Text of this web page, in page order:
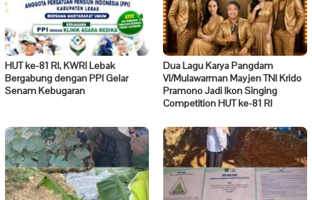
HUT ke-81 RI, KWRI Lebak
Bergabung dengan PPI Gelar
Senam Kebugaran
Dua Lagu Karya Pangdam
VI/Mulawarman Mayjen TNI Krido
Pramono Jadi Ikon Singing
Competition HUT ke-81 RI